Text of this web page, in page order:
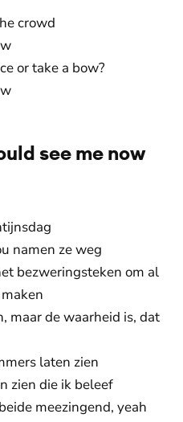
crowd
or take a bow?
see me now
namen ze weg
bezweringsteken om al
maar de waarheid is, dat
laten zien
zien die ik beleef
meezingend, yeah